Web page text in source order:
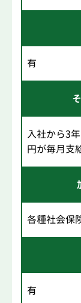
有
入社から3
円が毎月支
各種社会保
有